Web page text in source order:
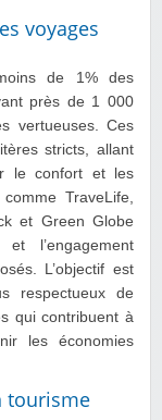
voyages
de 1% des
près de 1 000
vertueuses. Ces
stricts, allant
le confort et les
TraveLife,
et Green Globe
l’engagement
L’objectif est
respectueux de
qui contribuent à
les économies
tourisme